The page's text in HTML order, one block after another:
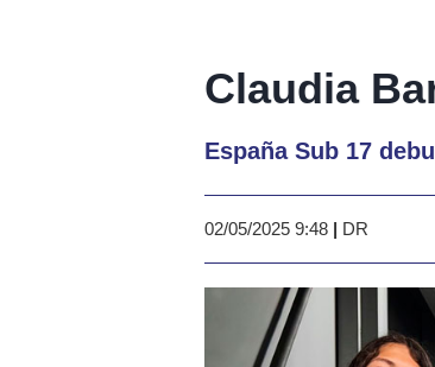
Claudia
España Sub 17
02/05/2025 9:48 | DR